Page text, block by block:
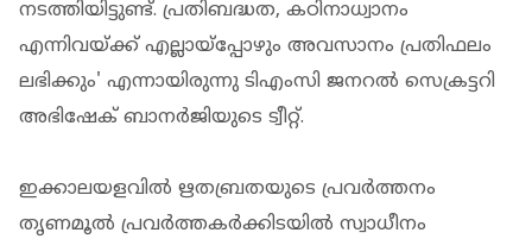
നടത്തിയിട്ടുണ്ട്. പ്രതിബദ്ധത, കഠിനാധ്വാനം
എന്നിവയ്ക്ക് എല്ലായ്‌പ്പോഴും അവസാനം പ്രതിഫലം
ലഭിക്കും' എന്നായിരുന്നു ടിഎംസി ജനറൽ സെക്രട്ടറി
അഭിഷേക് ബാനർജിയുടെ ട്വീറ്റ്.
ഇക്കാലയളവിൽ ഋതബ്രതയുടെ പ്രവർത്തനം
തൃണമൂൽ പ്രവർത്തകർക്കിടയിൽ സ്വാധീനം